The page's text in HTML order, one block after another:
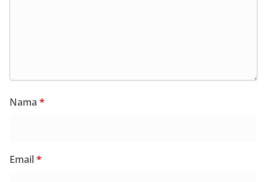
Nama *
Email*